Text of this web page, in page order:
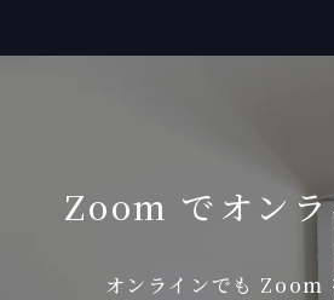
Zoom でオン
オンラインでも Zoom